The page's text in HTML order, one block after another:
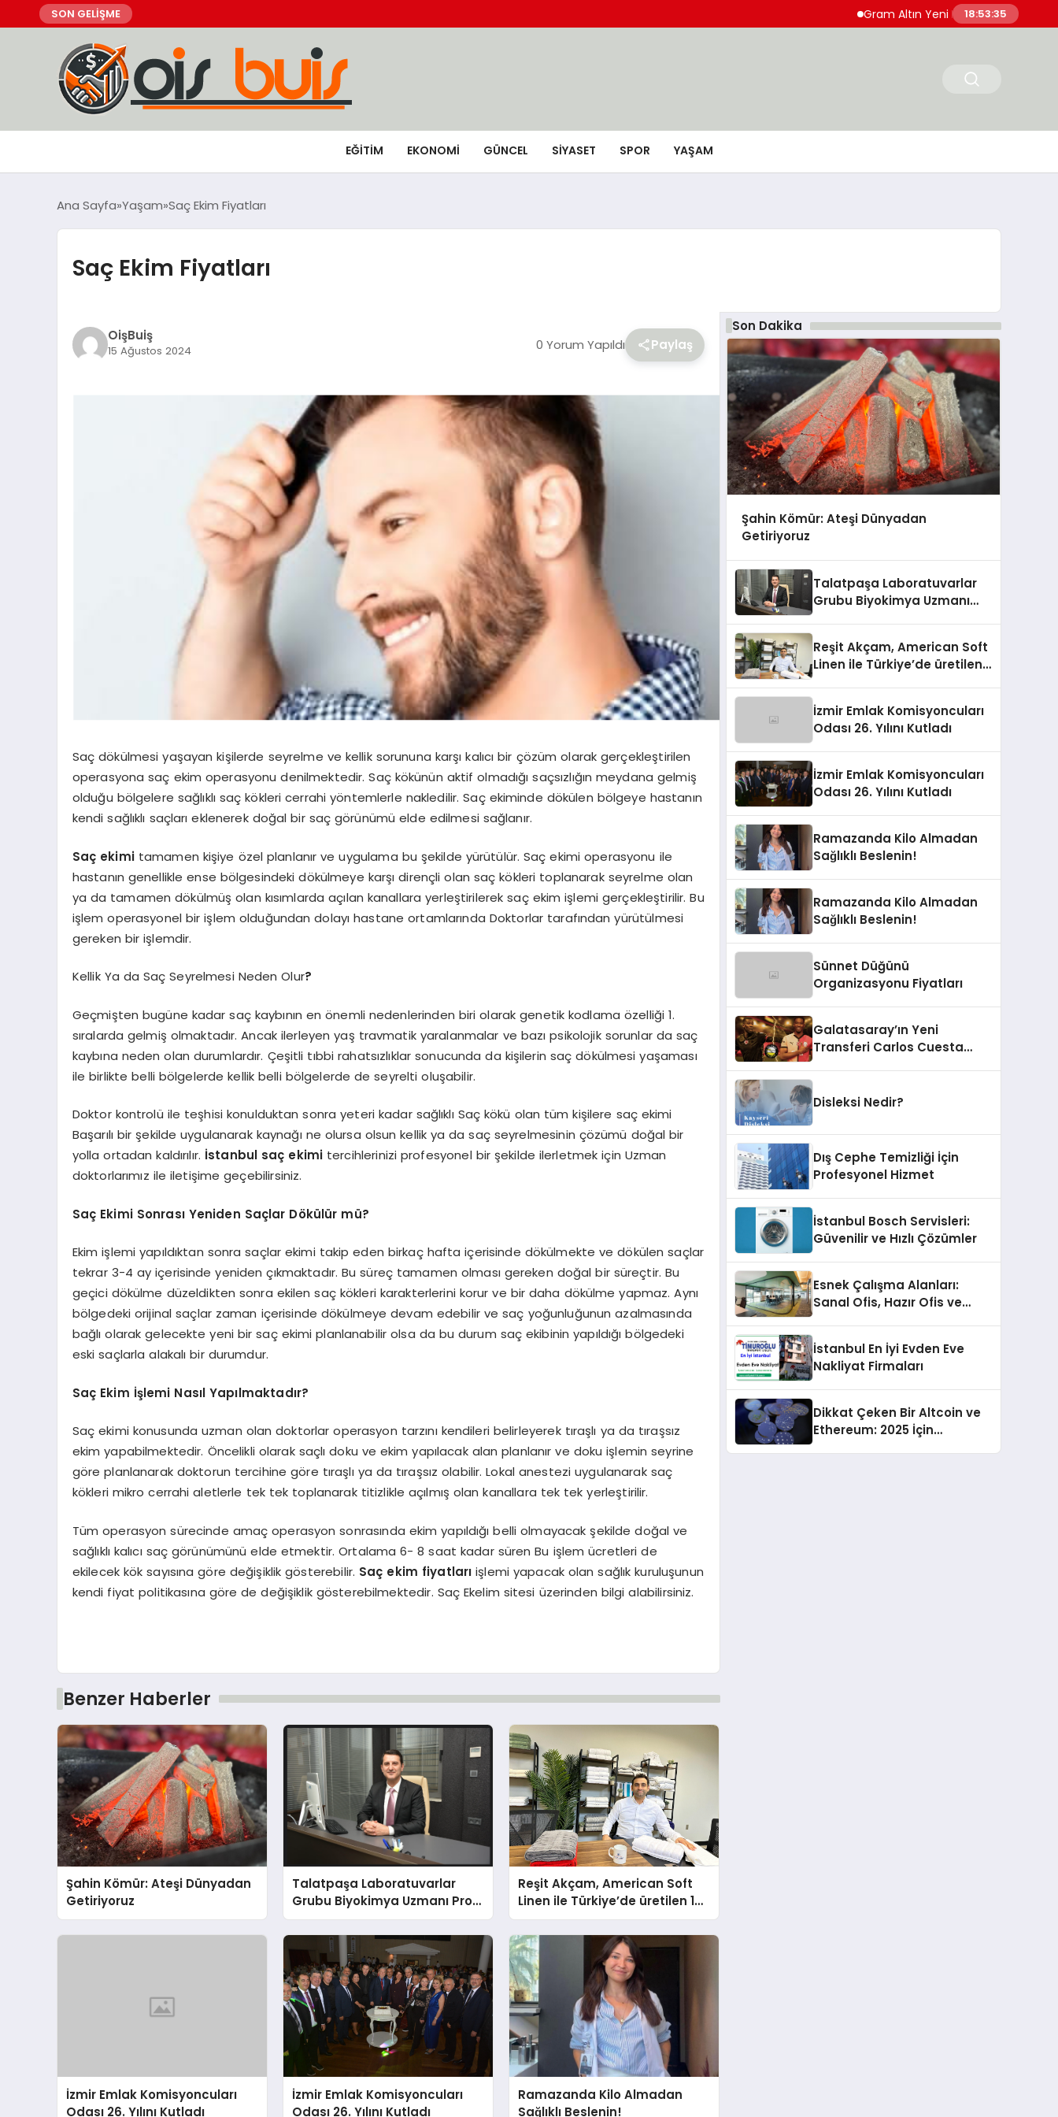
SON GELİŞME Gram Altın Yeni Haftaya Yükselişle Başladı
18:53:36
EĞİTİM EKONOMİ GÜNCEL SIYASET SPOR YAŞAM
Ana Sayfa Yaşam Saç Ekim Fiyatları
Saç Ekim Fiyatları
OişBuiş
15 Ağustos 2024 0 Yorum Yapıldı Paylaş
Saç dökülmesi yaşayan kişilerde seyrelme ve kellik sorununa karşı kalıcı bir çözüm olarak gerçekleştirilen
operasyona saç ekim operasyonu denilmektedir. Saç kökünün aktif olmadığı saçsızlığın meydana gelmiş
olduğu bölgelere sağlıklı saç kökleri cerrahi yöntemlerle nakledilir. Saç ekiminde dökülen bölgeye hastanın
kendi sağlıklı saçları eklenerek doğal bir saç görünümü elde edilmesi sağlanır.
Saç ekimitamamen kişiye özel planlanır ve uygulama bu şekilde yürütülür. Saç ekimi operasyonu ile
hastanın genellikle ense bölgesindeki dökülmeye karşı dirençli olan saç kökleri toplanarak seyrelme olan
ya da tamamen dökülmüş olan kısımlarda açılan kanallara yerleştirilerek saç ekim işlemi gerçekleştirilir. Bu
işlem operasyonel bir işlem olduğundan dolayı hastane ortamlarında Doktorlar tarafından yürütülmesi
gereken bir işlemdir.
Kellik Ya da Saç Seyrelmesi Neden Olur?
Geçmişten bugüne kadar saç kaybının en önemli nedenlerinden biri olarak genetik kodlama özelliği 1.
sıralarda gelmiş olmaktadır. Ancak ilerleyen yaş travmatik yaralanmalar ve bazı psikolojik sorunlar da saç
kaybına neden olan durumlardır. Çeşitli tıbbi rahatsızlıklar sonucunda da kişilerin saç dökülmesi yaşaması
ile birlikte belli bölgelerde kellik belli bölgelerde de seyrelti oluşabilir.
Doktor kontrolü ile teşhisi konulduktan sonra yeteri kadar sağlıklı Saç kökü olan tüm kişilere saç ekimi
Başarılı bir şekilde uygulanarak kaynağı ne olursa olsun kellik ya da saç seyrelmesinin çözümü doğal bir
yolla ortadan kaldırılır. İstanbul saç ekimi tercihlerinizi profesyonel bir şekilde ilerletmek için Uzman
doktorlarımız ile iletişime geçebilirsiniz.
Saç Ekimi Sonrası Yeniden Saçlar Dökülür mü?
Ekim işlemi yapıldıktan sonra saçlar ekimi takip eden birkaç hafta içerisinde dökülmekte ve dökülen saçlar
tekrar 3-4 ay içerisinde yeniden çıkmaktadır. Bu süreç tamamen olması gereken doğal bir süreçtir. Bu
geçici dökülme düzeldikten sonra ekilen saç kökleri karakterlerini korur ve bir daha dökülme yapmaz. Aynı
bölgedeki orijinal saçlar zaman içerisinde dökülmeye devam edebilir ve saç yoğunluğunun azalmasında
bağlı olarak gelecekte yeni bir saç ekimi planlanabilir olsa da bu durum saç ekibinin yapıldığı bölgedeki
eski saçlarla alakalı bir durumdur.
Saç Ekim İşlemi Nasıl Yapılmaktadır?
Saç ekimi konusunda uzman olan doktorlar operasyon tarzını kendileri belirleyerek tıraşlı ya da tıraşsız
ekim yapabilmektedir. Öncelikli olarak saçlı doku ve ekim yapılacak alan planlanır ve doku işlemin seyrine
göre planlanarak doktorun tercihine göre tıraşlı ya da tıraşsız olabilir. Lokal anestezi uygulanarak saç
kökleri mikro cerrahi aletlerle tek tek toplanarak titizlikle açılmış olan kanallara tek tek yerleştirilir.
Tüm operasyon sürecinde amaç operasyon sonrasında ekim yapıldığı belli olmayacak şekilde doğal ve
sağlıklı kalıcı saç görünümünü elde etmektir. Ortalama 6- 8 saat kadar süren Bu işlem ücretleri de
ekilecek kök sayısına göre değişiklik gösterebilir. Saç ekim fiyatları işlemi yapacak olan sağlık kuruluşunun
kendi fiyat politikasına göre de değişiklik gösterebilmektedir. Saç Ekelim sitesi üzerinden bilgi alabilirsiniz.
Benzer Haberler
Şahin Kömür: Ateşi Dünyadan
Getiriyoruz
Talatpaşa Laboratuvarlar
Grubu Biyokimya Uzmanı Prof.
Dr. Ahmet Var
Reşit Akçam, American Soft
Linen ile Türkiye’de üretilen 10
milyon havluyu her yıl
Amerikalı tüketicilerle
buluşturuyor
İzmir Emlak Komisyoncuları
Odası 26. Yılını Kutladı
İzmir Emlak Komisyoncuları
Odası 26. Yılını Kutladı
Ramazanda Kilo Almadan
Sağlıklı Beslenin!
Son Dakika
Şahin Kömür: Ateşi Dünyadan
Getiriyoruz
Talatpaşa Laboratuvarlar
Grubu Biyokimya Uzmanı
Reşit Akçam, American Soft
Linen ile Türkiye’de üretilen
buluşturuyor
İzmir Emlak Komisyoncuları
Odası 26. Yılını Kutladı
İzmir Emlak Komisyoncuları
Odası 26. Yılını Kutladı
Ramazanda Kilo Almadan
Sağlıklı Beslenin!
Ramazanda Kilo Almadan
Sağlıklı Beslenin!
Sünnet Düğünü
Organizasyonu Fiyatları
Galatasaray’ın Yeni
Transferi Carlos Cuesta
Performansı mı
Disleksi Nedir?
Dış Cephe Temizliği İçin
Profesyonel Hizmet
İstanbul Bosch Servisleri:
Güvenilir ve Hızlı Çözümler
Esnek Çalışma Alanları:
Sanal Ofis, Hazır Ofis ve
İstanbul En İyi Evden Eve
Nakliyat Firmaları
Dikkat Çeken Bir Altcoin ve
Ethereum: 2025 İçin